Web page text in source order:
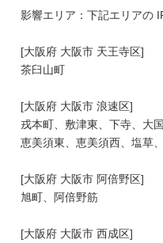
影響エリア：下記エリアの
[大阪府 大阪市 天王寺区]
茶臼山町
[大阪府 大阪市 浪速区]
戎本町、敷津東、下寺、大
恵美須東、恵美須西、塩草
[大阪府 大阪市 阿倍野区]
旭町、阿倍野筋
[大阪府 大阪市 西成区]